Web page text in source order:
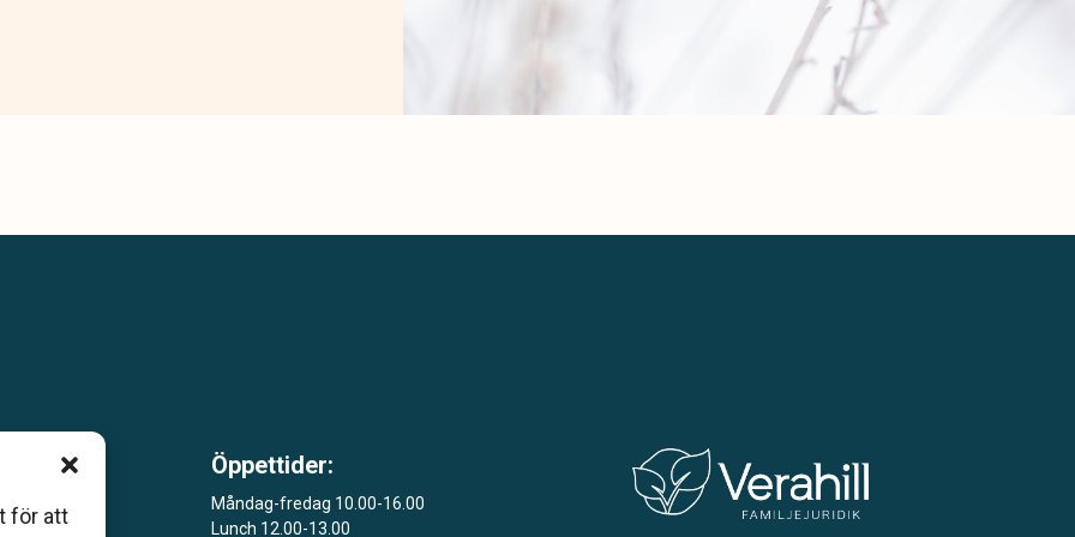
för att
Öppettider:
Måndag-fredag 10.00-16.00
Lunch 12.00-13.00